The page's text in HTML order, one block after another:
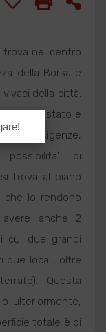
trova nel centro
della Borsa e
della città.
acquistato e
esigenze,
di
trova al piano
lo rendono
anche 2
cui due grandi
due locali, oltre
Questa
ulteriormente,
totale è di